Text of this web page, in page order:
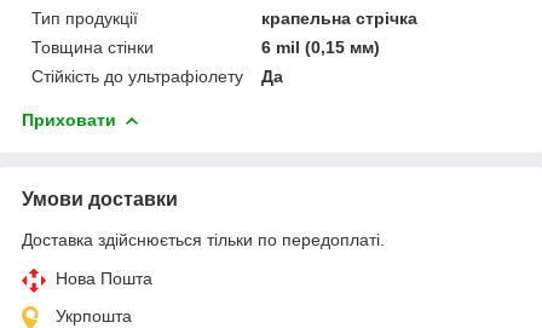
Тип продукції
крапельна стрічка
Товщина стінки
6 mil (0,15 мм)
Стійкість до ультрафіолету
Да
Приховати
Умови доставки
Доставка здійснюється тільки по передоплаті.
Нова Пошта
Укрпошта